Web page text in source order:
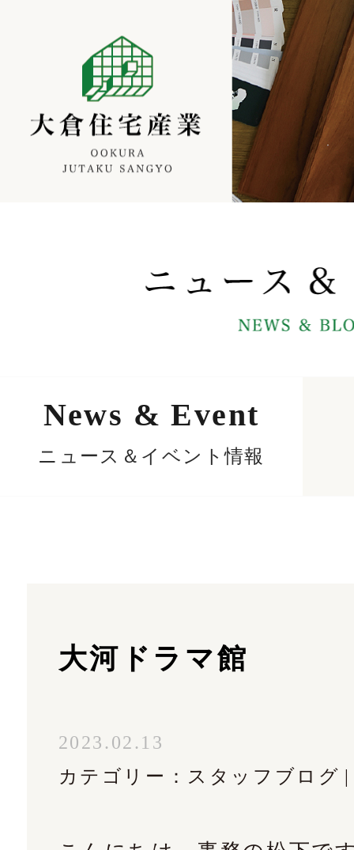
News & Event
ニュース＆イベント情報
大河ドラマ館
2023.02.13
カテゴリー：
スタッフブログ